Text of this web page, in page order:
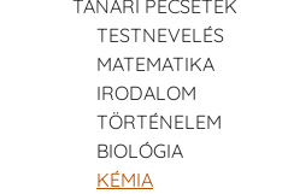
TANÁRI PECSÉTEK
TESTNEVELÉS
MATEMATIKA
IRODALOM
TÖRTÉNELEM
BIOLÓGIA
KÉMIA